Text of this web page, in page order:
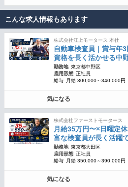
こんな求人情報もあります
株式会社江上モータース 本社
自動車検査員｜賞与年3
資格を長く活かせる中
勤務地 東京都中野区
雇用形態 正社員
給与
月給 300,000～340,000円
気になる
株式会社ファーストモータース
月給35万円〜×日曜定
富な検査員が長く活躍
勤務地 東京都大田区
雇用形態 正社員
給与
月給 350,000～390,000円
気になる